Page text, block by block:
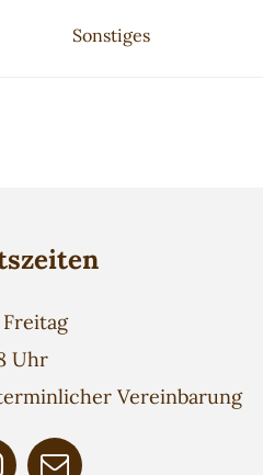
Sonstiges
Uhr
Vereinbarung